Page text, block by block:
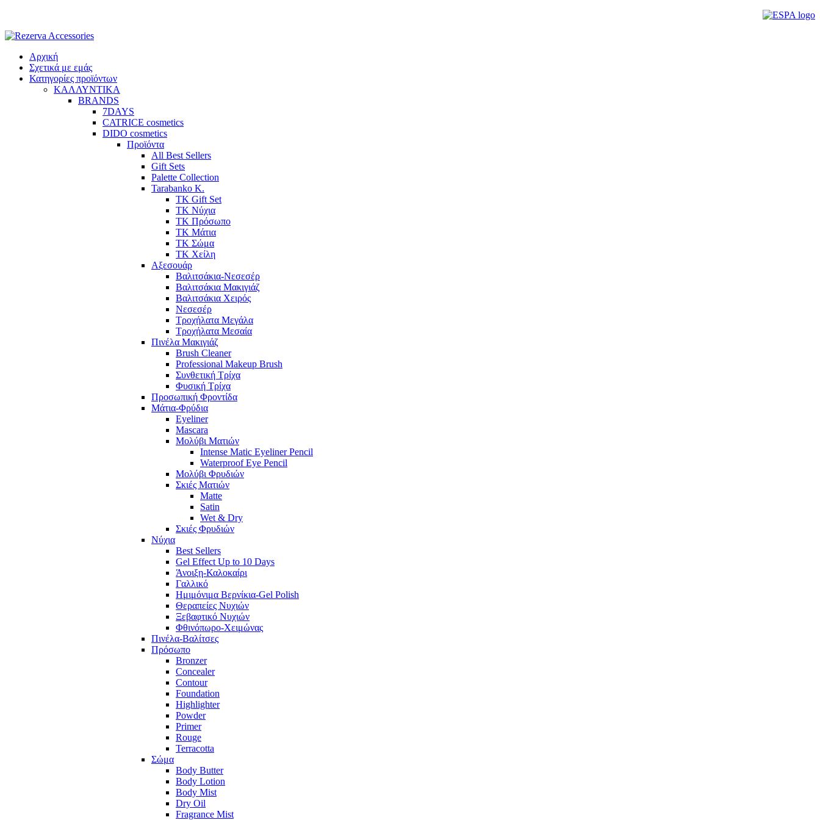
content
Αρχική
Σχετικά με εμάς
Κατηγορίες προϊόντων
ΚΑΛΛΥΝΤΙΚΑ
BRANDS
7DAYS
CATRICE cosmetics
DIDO cosmetics
Προϊόντα
All Best Sellers
Gift Sets
Palette Collection
Tarabanko K.
TK Gift Set
TK Νύχια
TK Πρόσωπο
ΤΚ Μάτια
ΤΚ Σώμα
ΤΚ Χείλη
Αξεσουάρ
Βαλιτσάκια-Νεσεσέρ
Βαλιτσάκια Μακιγιάζ
Βαλιτσάκια Χειρός
Νεσεσέρ
Τροχήλατα Μεγάλα
Τροχήλατα Μεσαία
Πινέλα Μακιγιάζ
Brush Cleaner
Professional Makeup Brush
Συνθετική Τρίχα
Φυσική Τρίχα
Προσωπική Φροντίδα
Μάτια-Φρύδια
Eyeliner
Mascara
Μολύβι Ματιών
Intense Matic Eyeliner Pencil
Waterproof Eye Pencil
Μολύβι Φρυδιών
Σκιές Ματιών
Matte
Satin
Wet & Dry
Σκιές Φρυδιών
Νύχια
Best Sellers
Gel Effect Up to 10 Days
Άνοιξη-Καλοκαίρι
Γαλλικό
Ημιμόνιμα Βερνίκια-Gel Polish
Θεραπείες Νυχιών
Ξεβαφτικό Νυχιών
Φθινόπωρο-Χειμώνας
Πινέλα-Βαλίτσες
Πρόσωπο
Bronzer
Concealer
Contour
Foundation
Highlighter
Powder
Primer
Rouge
Terracotta
Σώμα
Body Butter
Body Lotion
Body Mist
Dry Oil
Fragrance Mist